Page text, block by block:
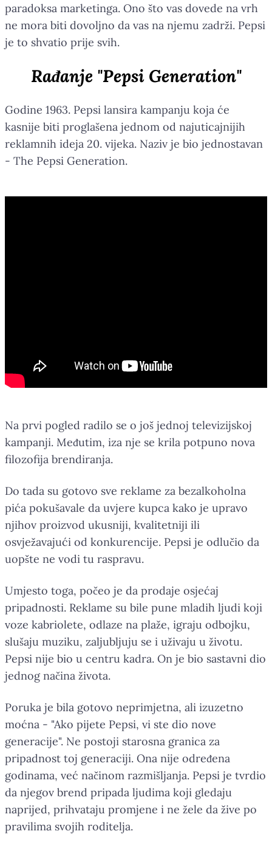
paradoksa marketinga. Ono što vas dovede na vrh
ne mora biti dovoljno da vas na njemu zadrži. Pepsi
je to shvatio prije svih.
Rađanje "Pepsi Generation"
Godine 1963. Pepsi lansira kampanju koja će
kasnije biti proglašena jednom od najuticajnijih
reklamnih ideja 20. vijeka. Naziv je bio jednostavan
- The Pepsi Generation.
Na prvi pogled radilo se o još jednoj televizijskoj
kampanji. Međutim, iza nje se krila potpuno nova
filozofija brendiranja.
Do tada su gotovo sve reklame za bezalkoholna
pića pokušavale da uvjere kupca kako je upravo
njihov proizvod ukusniji, kvalitetniji ili
osvježavajući od konkurencije. Pepsi je odlučio da
uopšte ne vodi tu raspravu.
Umjesto toga, počeo je da prodaje osjećaj
pripadnosti. Reklame su bile pune mladih ljudi koji
voze kabriolete, odlaze na plaže, igraju odbojku,
slušaju muziku, zaljubljuju se i uživaju u životu.
Pepsi nije bio u centru kadra. On je bio sastavni dio
jednog načina života.
Poruka je bila gotovo neprimjetna, ali izuzetno
moćna - "Ako pijete Pepsi, vi ste dio nove
generacije". Ne postoji starosna granica za
pripadnost toj generaciji. Ona nije određena
godinama, već načinom razmišljanja. Pepsi je tvrdio
da njegov brend pripada ljudima koji gledaju
naprijed, prihvataju promjene i ne žele da žive po
pravilima svojih roditelja.